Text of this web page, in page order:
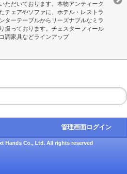
ただいております。本物アンティーク
チェアやソファに、ホテル・レストラ
ターテーブルからリーズナブルなミラ
扱っております。チェスターフィール
調家具などラインアップ
管理画面ログイン
Hands Co., Ltd. All rights reserved